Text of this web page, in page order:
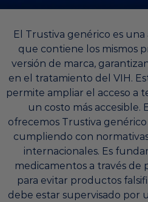
El Trustiva genérico es
que contiene los mismos
versión de marca,
en el tratamiento del VIH.
permite ampliar el acceso a
un costo más accesible.
ofrecemos Trustiva
cumpliendo con
internacionales. Es
medicamentos a través de
para evitar productos
debe estar supervisado por